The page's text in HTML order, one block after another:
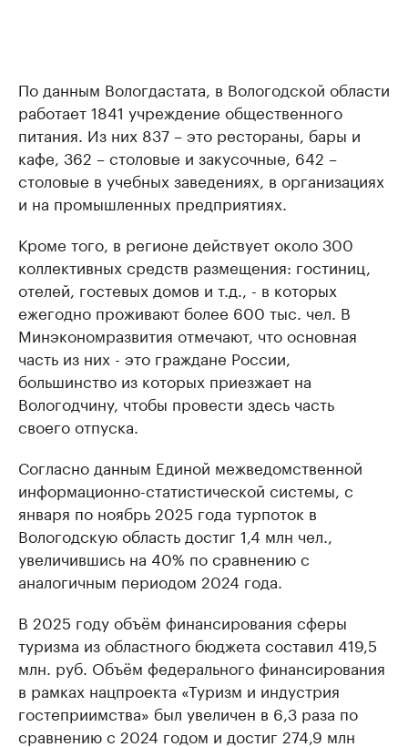
По данным Вологдастата, в Вологодской области
работает 1841 учреждение общественного
питания. Из них 837 – это рестораны, бары и
кафе, 362 – столовые и закусочные, 642 –
столовые в учебных заведениях, в организациях
и на промышленных предприятиях.
Кроме того, в регионе действует около 300
коллективных средств размещения: гостиниц,
отелей, гостевых домов и т.д., - в которых
ежегодно проживают более 600 тыс. чел. В
Минэкономразвития отмечают, что основная
часть из них - это граждане России,
большинство из которых приезжает на
Вологодчину, чтобы провести здесь часть
своего отпуска.
Согласно данным Единой межведомственной
информационно-статистической системы, с
января по ноябрь 2025 года турпоток в
Вологодскую область достиг 1,4 млн чел.,
увеличившись на 40% по сравнению с
аналогичным периодом 2024 года.
В 2025 году объём финансирования сферы
туризма из областного бюджета составил 419,5
млн. руб. Объём федерального финансирования
в рамках нацпроекта «Туризм и индустрия
гостеприимства» был увеличен в 6,3 раза по
сравнению с 2024 годом и достиг 274,9 млн